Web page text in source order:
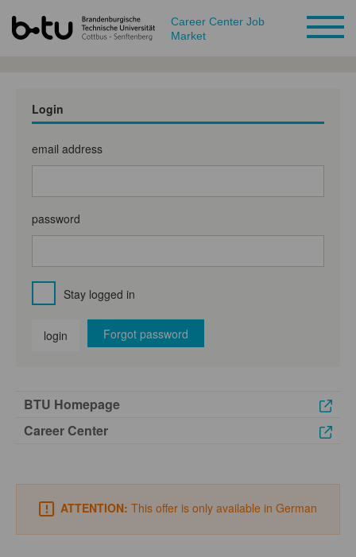
Career Center Job
Market
Login
email address
password
Stay logged in
login Forgot password
BTU Homepage
Career Center
ATTENTION: This offer is only available in German